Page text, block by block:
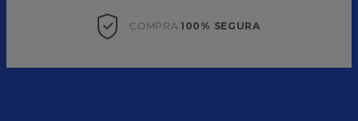
COMPRA 100% SEGURA